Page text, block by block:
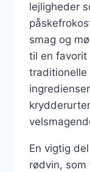
lejligheder
smag og
til en favorit
traditionelle
En vigtig
rødvin,